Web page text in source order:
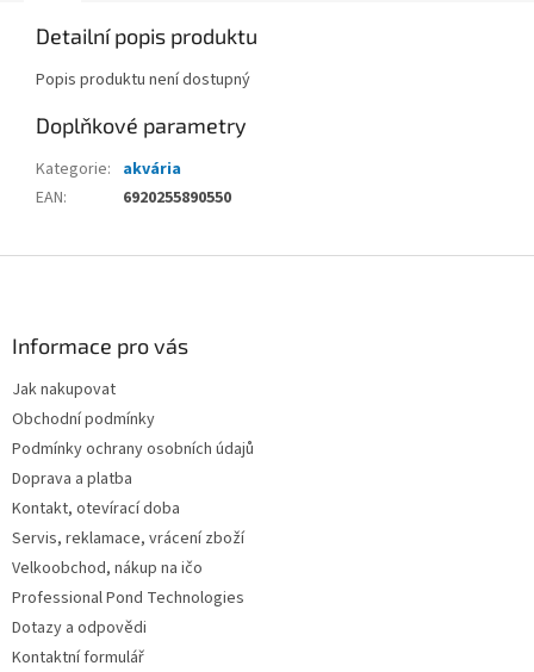
Detailní popis produktu
Popis produktu není dostupný
Doplňkové parametry
Kategorie: akvária
EAN: 6920255890550
Informace pro vás
Jak nakupovat
Obchodní podmínky
Podmínky ochrany osobních údajů
Doprava a platba
Kontakt, otevírací doba
Servis, reklamace, vrácení zboží
Velkoobchod, nákup na ičo
Professional Pond Technologies
Dotazy a odpovědi
Kontaktní formulář